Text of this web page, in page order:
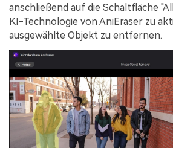
anschließend auf die Schaltfläche
KI-Technologie von AniEraser zu
ausgewählte Objekt zu entfernen.